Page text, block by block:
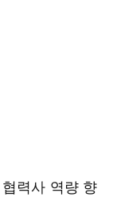
력사 역량 향